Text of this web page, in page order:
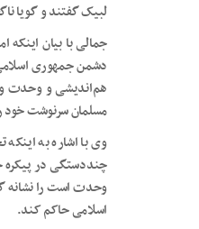
لبیک گفتند و گویا
جمالی با بیان
دشمن جمهوری
هم‌اندیشی و وحدت و
مسلمان سرنوشت خود
وی با اشاره به
چنددستگی در پیکره
وحدت است را نشانه
اسلامی حاکم کند.